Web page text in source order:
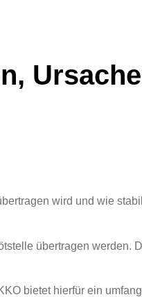
wird und wie
übertragen werden.
bietet hierfür ein